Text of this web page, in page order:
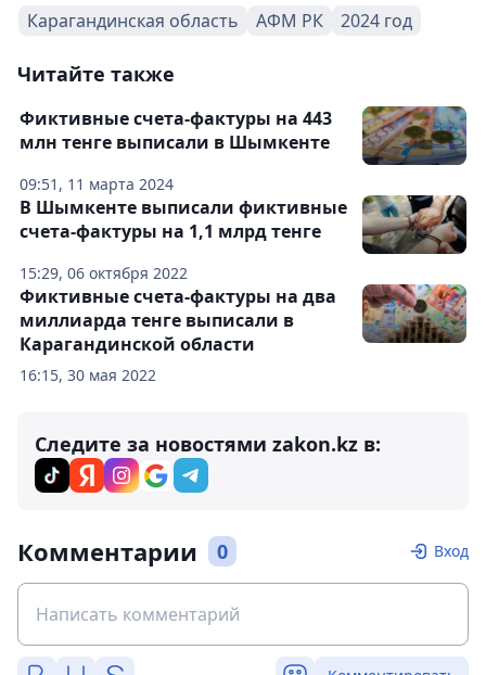
Карагандинская область АФМ РК 2024 год
Читайте также
09:51, 11 марта 2024
Фиктивные счета-фактуры на 443
млн тенге выписали в Шымкенте
15:29, 06 октября 2022
В Шымкенте выписали фиктивные
счета-фактуры на 1,1 млрд тенге
16:15, 30 мая 2022
Фиктивные счета-фактуры на два
миллиарда тенге выписали в
Карагандинской области
Следите за новостями zakon.kz в:
Комментарии 0 Вход